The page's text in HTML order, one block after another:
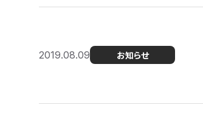
2019.08.09 お知らせ